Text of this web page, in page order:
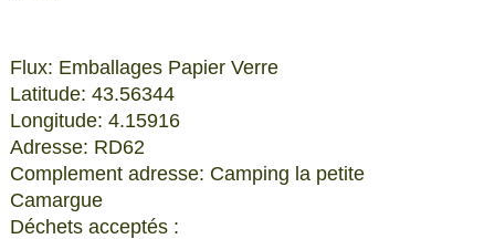
Flux: Emballages Papier Verre
Latitude: 43.56344
Longitude: 4.15916
Adresse: RD62
Complement adresse: Camping la petite
Camargue
Déchets acceptés :